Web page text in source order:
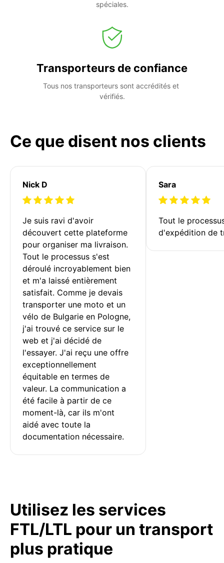
spéciales.
Transporteurs de confiance
Tous nos transporteurs sont accrédités et
vérifiés.
Ce que disent nos clients
Nick D
Je suis ravi d'avoir
découvert cette plateforme
pour organiser ma livraison.
Tout le processus s'est
déroulé incroyablement bien
et m'a laissé entièrement
satisfait. Comme je devais
transporter une moto et un
vélo de Bulgarie en Pologne,
j'ai trouvé ce service sur le
web et j'ai décidé de
l'essayer. J'ai reçu une offre
exceptionnellement
équitable en termes de
valeur. La communication a
été facile à partir de ce
moment-là, car ils m'ont
aidé avec toute la
documentation nécessaire.
Sara
Tout le
d'expédition de
Utilisez les services
FTL/LTL pour un transport
plus pratique